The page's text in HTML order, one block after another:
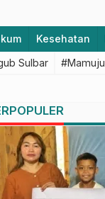
Kesehatan
Sulbar #Mamuju